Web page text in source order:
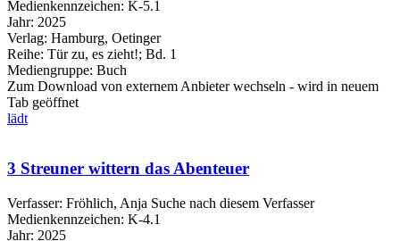
Medienkennzeichen: K-5.1
Jahr: 2025
Verlag: Hamburg, Oetinger
Reihe: Tür zu, es zieht!; Bd. 1
Mediengruppe: Buch
Zum Download von externem Anbieter wechseln - wird in neuem
Tab geöffnet
lädt
3 Streuner wittern das Abenteuer
Verfasser: Fröhlich, Anja Suche nach diesem Verfasser
Medienkennzeichen: K-4.1
Jahr: 2025